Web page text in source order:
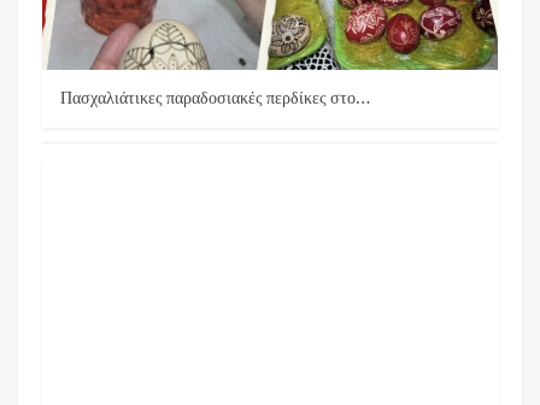
Πασχαλιάτικες παραδοσιακές περδίκες στο…